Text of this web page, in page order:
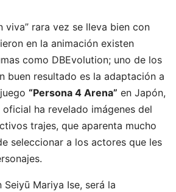
viva” rara vez se lleva bien con
en la animación existen
como DBEvolution; uno de los
buen resultado es la adaptación a
“Persona 4 Arena” en Japón,
ha revelado imágenes del
trajes, que aparenta mucho
seleccionar a los actores que les
Mariya Ise, será la